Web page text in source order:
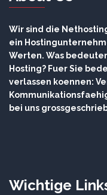
Wir sind die
ein
Werten. Was
Hosting? Fuer Sie
verlassen koennen:
bei uns
Wichtige